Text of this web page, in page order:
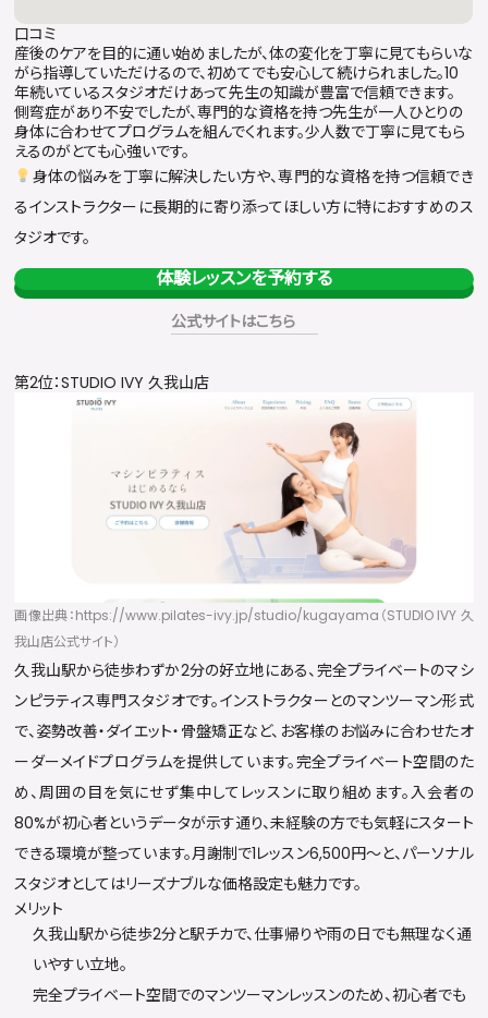
口コミ
産後のケアを目的に通い始めましたが、体の変化を丁寧に見てもらいな
がら指導していただけるので、初めてでも安心して続けられました。10
年続いているスタジオだけあって先生の知識が豊富で信頼できます。
側弯症があり不安でしたが、専門的な資格を持つ先生が一人ひとりの
身体に合わせてプログラムを組んでくれます。少人数で丁寧に見てもら
えるのがとても心強いです。
身体の悩みを丁寧に解決したい方や、専門的な資格を持つ信頼でき
るインストラクターに長期的に寄り添ってほしい方に特におすすめのス
タジオです。
体験レッスンを予約する
公式サイトはこちら
第2位：STUDIO IVY 久我山店
画像出典：https://www.pilates-ivy.jp/studio/kugayama（STUDIO IVY 久
我山店公式サイト）
久我山駅から徒歩わずか2分の好立地にある、完全プライベートのマシ
ンピラティス専門スタジオです。インストラクターとのマンツーマン形式
で、姿勢改善・ダイエット・骨盤矯正など、お客様のお悩みに合わせたオ
ーダーメイドプログラムを提供しています。完全プライベート空間のた
め、周囲の目を気にせず集中してレッスンに取り組めます。入会者の
80%が初心者というデータが示す通り、未経験の方でも気軽にスタート
できる環境が整っています。月謝制で1レッスン6,500円〜と、パーソナル
スタジオとしてはリーズナブルな価格設定も魅力です。
メリット
久我山駅から徒歩2分と駅チカで、仕事帰りや雨の日でも無理なく通
いやすい立地。
完全プライベート空間でのマンツーマンレッスンのため、初心者でも